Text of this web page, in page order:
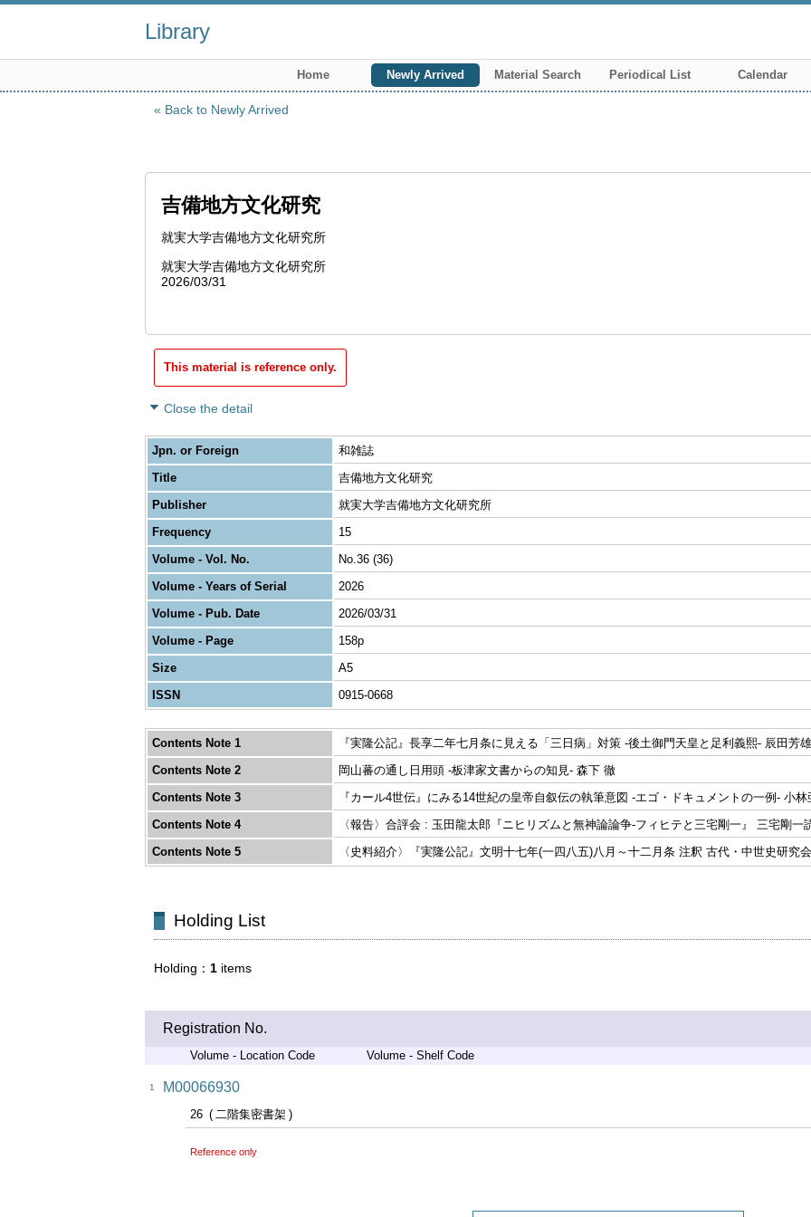
Library
Home Newly Arrived Material Search Periodical List Calendar
Back to Newly Arrived
吉備地方文化研究
就実大学吉備地方文化研究所
就実大学吉備地方文化研究所
2026/03/31
This material is reference only.
Close the detail
Jpn. or Foreign
和雑誌
Title
吉備地方文化研究
Publisher
就実大学吉備地方文化研究所
Frequency
15
Volume - Vol. No.
No.36 (36)
Volume - Years of Serial
2026
Volume - Pub. Date
2026/03/31
Volume - Page
158p
Size
A5
ISSN
0915-0668
Contents Note 1
『実隆公記』長享二年七月条に見える「三日病」対策 -後土御門天皇と足利義熙- 辰田芳雄
Contents Note 2
岡山蕃の通し日用頭 -板津家文書からの知見- 森下 徹
Contents Note 3
『カール4世伝』にみる14世紀の皇帝自叙伝の執筆意図 -エゴ・ドキュメントの一例- 小林
Contents Note 4
〈報告〉合評会 : 玉田龍太郎『ニヒリズムと無神論論争-フィヒテと三宅剛一』 三宅剛一
Contents Note 5
〈史料紹介〉『実隆公記』文明十七年(一四八五)八月～十二月条 注釈 古代・中世史研究
Holding List
Holding 1 items
Registration No.
Volume - Location Code Volume - Shelf Code
1 M00066930
26 二階集密書架
Reference only